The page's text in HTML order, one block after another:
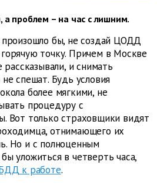
проблем – на час с лишним.
бы, не создай ЦОДД
точку. Причем в Москве
и снимать
спешат. Будь условия
более мягкими, не
процедуру с
Вот только страховщики видят
отнимающего их
Но и с полноценным
уложиться в четверть часа,
к работе.